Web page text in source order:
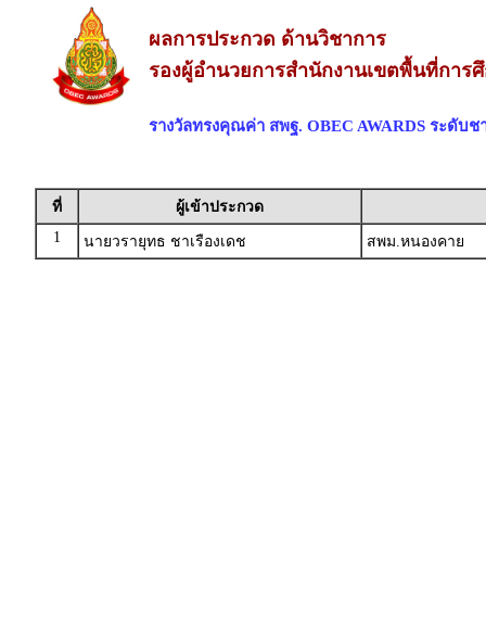
ผลการประกวด ด้านวิชาการ
รองผู้อำนวยการสำนักงานเขตพื้นที่กา
รางวัลทรงคุณค่า สพฐ. OBEC AWARDS ระดับช
ที่
ผู้เข้าประกวด
1
นายวรายุทธ ชาเรืองเดช สพม.หนองคาย